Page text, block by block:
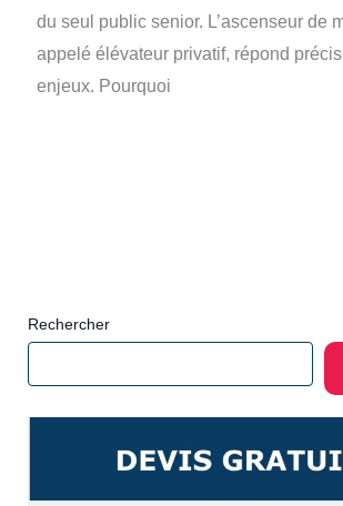
du seul public senior. L’ascenseur de
appelé élévateur privatif, répond
enjeux. Pourquoi
Rechercher